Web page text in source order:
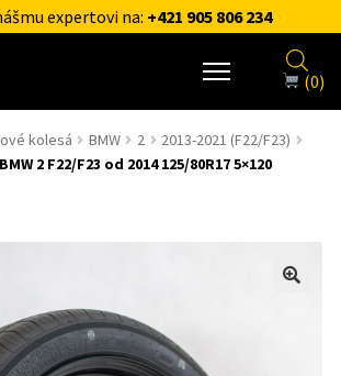
expertovi na: +421 905 806 234
(0)
kolesá BMW 2
2013-2021 (F22/F23)
2 F22/F23 od 2014 125/80R17 5×120